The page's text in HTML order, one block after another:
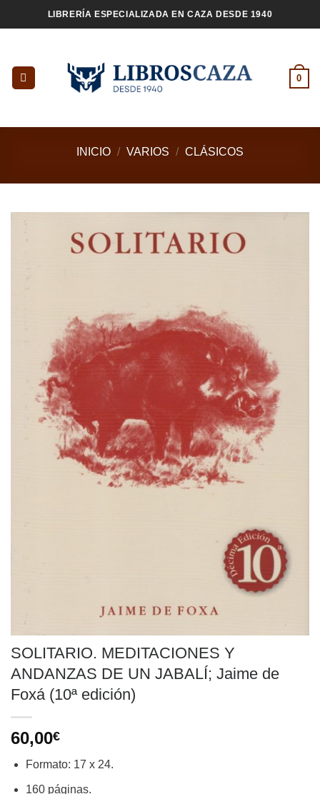
al
LIBRERÍA ESPECIALIZADA EN CAZA DESDE 1940
0
INICIO / VARIOS / CLÁSICOS
SOLITARIO. MEDITACIONES Y
ANDANZAS DE UN JABALÍ; Jaime de
Foxá (10ª edición)
60,00€
Formato: 17 x 24.
160 páginas.